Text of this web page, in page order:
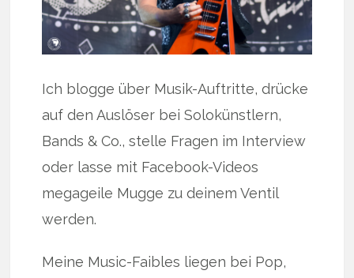
Ich blogge über Musik-Auftritte, drücke
auf den Auslöser bei Solokünstlern,
Bands & Co., stelle Fragen im Interview
oder lasse mit Facebook-Videos
megageile Mugge zu deinem Ventil
werden.
Meine Music-Faibles liegen bei Pop,